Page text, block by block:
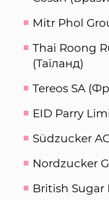
Mitr Phol
Thai Roong
(Таїланд)
Tereos SA
EID Parry
Südzucker
Nordzucker
British Sugar